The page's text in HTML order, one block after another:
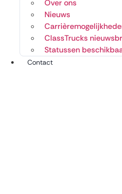
Over ons
Nieuws
ClassTrucks
Statussen
Contact